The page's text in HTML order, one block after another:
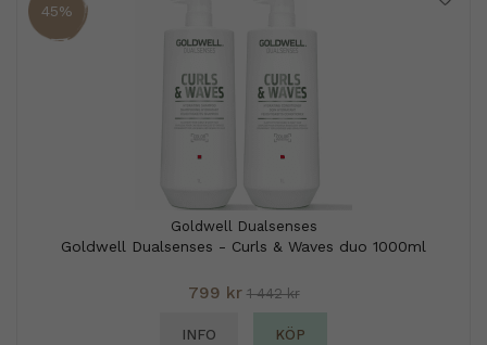
45%
Goldwell Dualsenses
Goldwell Dualsenses - Curls & Waves duo 1000ml
799 kr 1 442 kr
INFO KÖP